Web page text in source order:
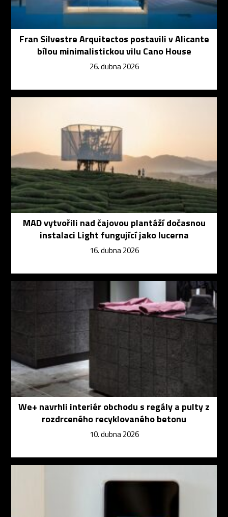
Fran Silvestre Arquitectos postavili v Alicante
bílou minimalistickou vilu Cano House
26. dubna 2026
MAD vytvořili nad čajovou plantáží dočasnou
instalaci Light fungující jako lucerna
16. dubna 2026
We+ navrhli interiér obchodu s regály a pulty z
rozdrceného recyklovaného betonu
10. dubna 2026